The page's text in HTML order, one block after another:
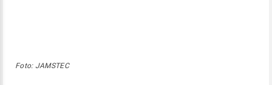
Foto: JAMSTEC